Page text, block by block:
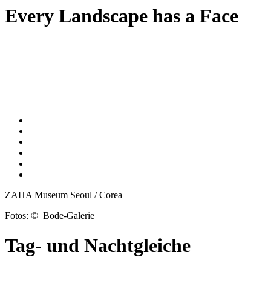
Every Landscape has a Face
ZAHA Museum Seoul / Corea
Fotos: © Bode-Galerie
Tag- und Nachtgleiche